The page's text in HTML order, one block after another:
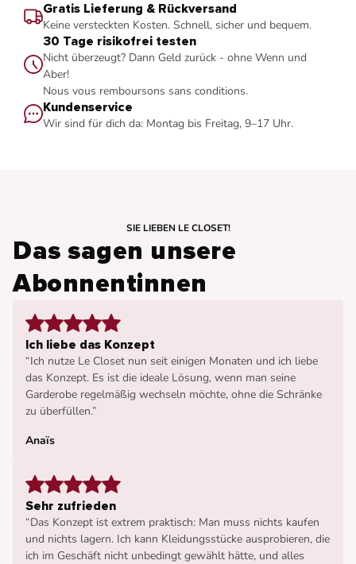
Gratis Lieferung & Rückversand
Keine versteckten Kosten. Schnell, sicher und bequem.
30 Tage risikofrei testen
Nicht überzeugt? Dann Geld zurück - ohne Wenn und
Aber!
Nous vous remboursons sans conditions.
Kundenservice
Wir sind für dich da: Montag bis Freitag, 9–17 Uhr.
SIE LIEBEN LE CLOSET!
Das sagen unsere
Abonnentinnen
Ich liebe das Konzept
“Ich nutze Le Closet nun seit einigen Monaten und ich liebe
das Konzept. Es ist die ideale Lösung, wenn man seine
Garderobe regelmäßig wechseln möchte, ohne die Schränke
zu überfüllen.”
Anaïs
Sehr zufrieden
“Das Konzept ist extrem praktisch: Man muss nichts kaufen
und nichts lagern. Ich kann Kleidungsstücke ausprobieren, die
ich im Geschäft nicht unbedingt gewählt hätte, und alles